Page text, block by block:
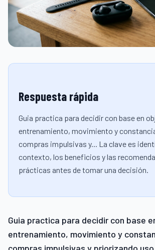
Respuesta rápida
Guia practica para decidir con base en
entrenamiento, movimiento y
compras impulsivas y... La clave es
contexto, los beneficios y las
prácticas antes de tomar una decisión.
Guia practica para decidir con base
entrenamiento, movimiento y